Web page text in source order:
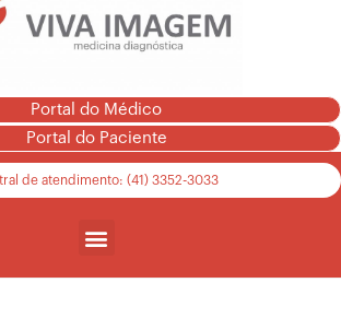
Portal do Médico
Portal do Paciente
de atendimento: (41) 3352-3033